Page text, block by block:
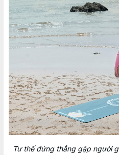
Tư thế đứng thẳng gập người